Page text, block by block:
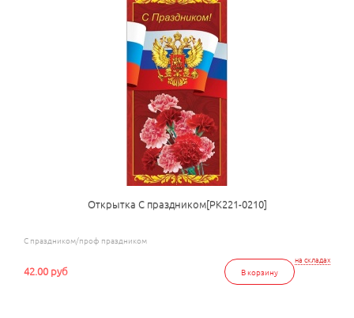
Открытка С праздником[РК221-0210]
С праздником/проф праздником
на складах
В корзину
42.00 руб